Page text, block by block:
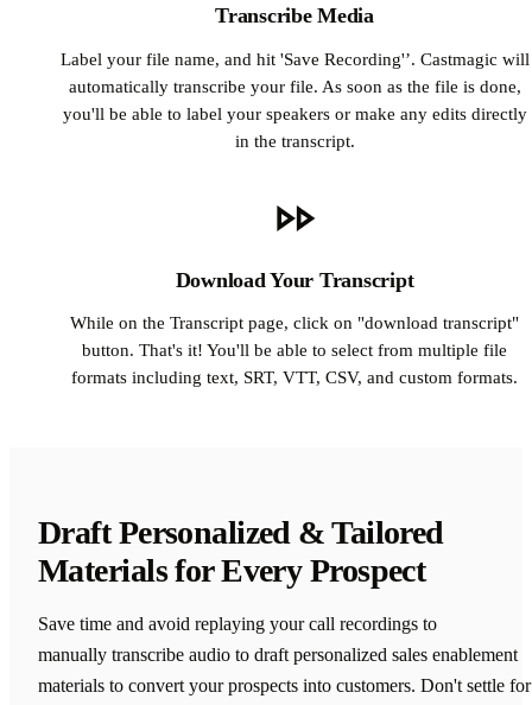
Transcribe Media
Label your file name, and hit 'Save Recording'’. Castmagic will
automatically transcribe your file. As soon as the file is done,
you'll be able to label your speakers or make any edits directly
in the transcript.
Download Your Transcript
While on the Transcript page, click on "download transcript"
button. That's it! You'll be able to select from multiple file
formats including text, SRT, VTT, CSV, and custom formats.
Draft Personalized & Tailored
Materials for Every Prospect
Save time and avoid replaying your call recordings to
manually transcribe audio to draft personalized sales enablement
materials to convert your prospects into customers. Don't settle